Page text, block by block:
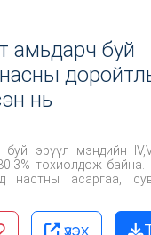
амьдарч буй
нь
буй эрүүл мэндийн
тохиолдож байна.
настны асаргаа,
салбар
үзэх